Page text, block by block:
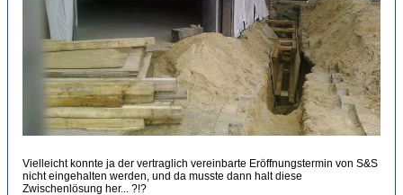
Vielleicht konnte ja der vertraglich vereinbarte Eröffnungstermin von S&S
nicht eingehalten werden, und da musste dann halt diese
Zwischenlösung her... ?!?